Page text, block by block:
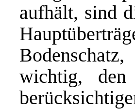
aufhält, sind
wichtig,